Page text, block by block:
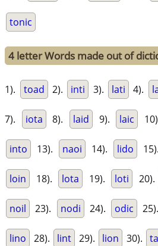
tonic
4 letter Words made out of
1). toad 2). inti 3). lati 4).
7). iota 8). laid 9). laic
into 13). naoi 14). lido 15).
loin 18). lota 19). loti 20).
noil 23). nodi 24). odic 25).
lino 28). lint 29). lion 30).